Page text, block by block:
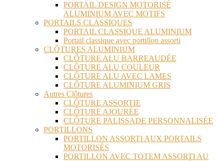
PORTAIL DESIGN MOTORISÉ
ALUMINIUM AVEC MOTIFS
PORTAILS CLASSIQUES
PORTAIL CLASSIQUE ALUMINIUM
Portail classique avec portillon assorti
CLÔTURES ALUMINIUM
CLÔTURE ALU BARREAUDÉE
CLÔTURE ALU COULEUR
CLÔTURE ALU AVEC LAMES
CLÔTURE ALUMINIUM GRIS
Autres Clôtures
CLÔTURE ASSORTIE
CLÔTURE AJOURÉE
CLÔTURE PALISSADE PERSONNALISÉE
PORTILLONS
PORTILLON ASSORTI AUX PORTAILS
MOTORISÉS
PORTILLON AVEC TOTEM ASSORTI AU